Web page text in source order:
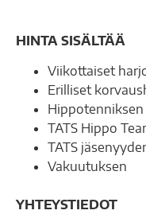
HINTA SISÄLTÄÄ
Viikottaiset
Erilliset
TATS Hippo
TATS
Vakuutuksen
YHTEYSTIEDOT